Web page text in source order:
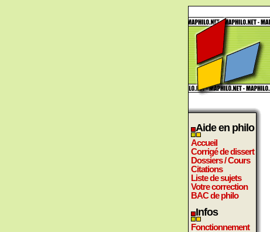
Aide en philo
Accueil
Corrigé de dissert
Dossiers / Cours
Citations
Liste de sujets
Votre correction
BAC de philo
Infos
Fonctionnement